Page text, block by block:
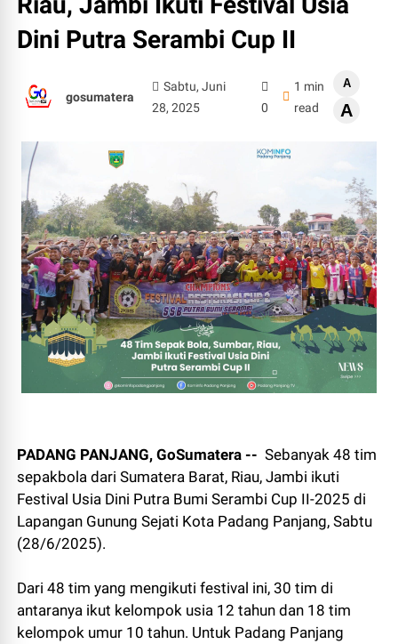
Dini Putra Serambi Cup II
gosumatera
Sabtu, Juni
28, 2025
0
1 min
read
A
A
PADANG PANJANG, GoSumatera -- Sebanyak 48 tim
sepakbola dari Sumatera Barat, Riau, Jambi ikuti
Festival Usia Dini Putra Bumi Serambi Cup II-2025 di
Lapangan Gunung Sejati Kota Padang Panjang, Sabtu
(28/6/2025).
Dari 48 tim yang mengikuti festival ini, 30 tim di
antaranya ikut kelompok usia 12 tahun dan 18 tim
kelompok umur 10 tahun. Untuk Padang Panjang